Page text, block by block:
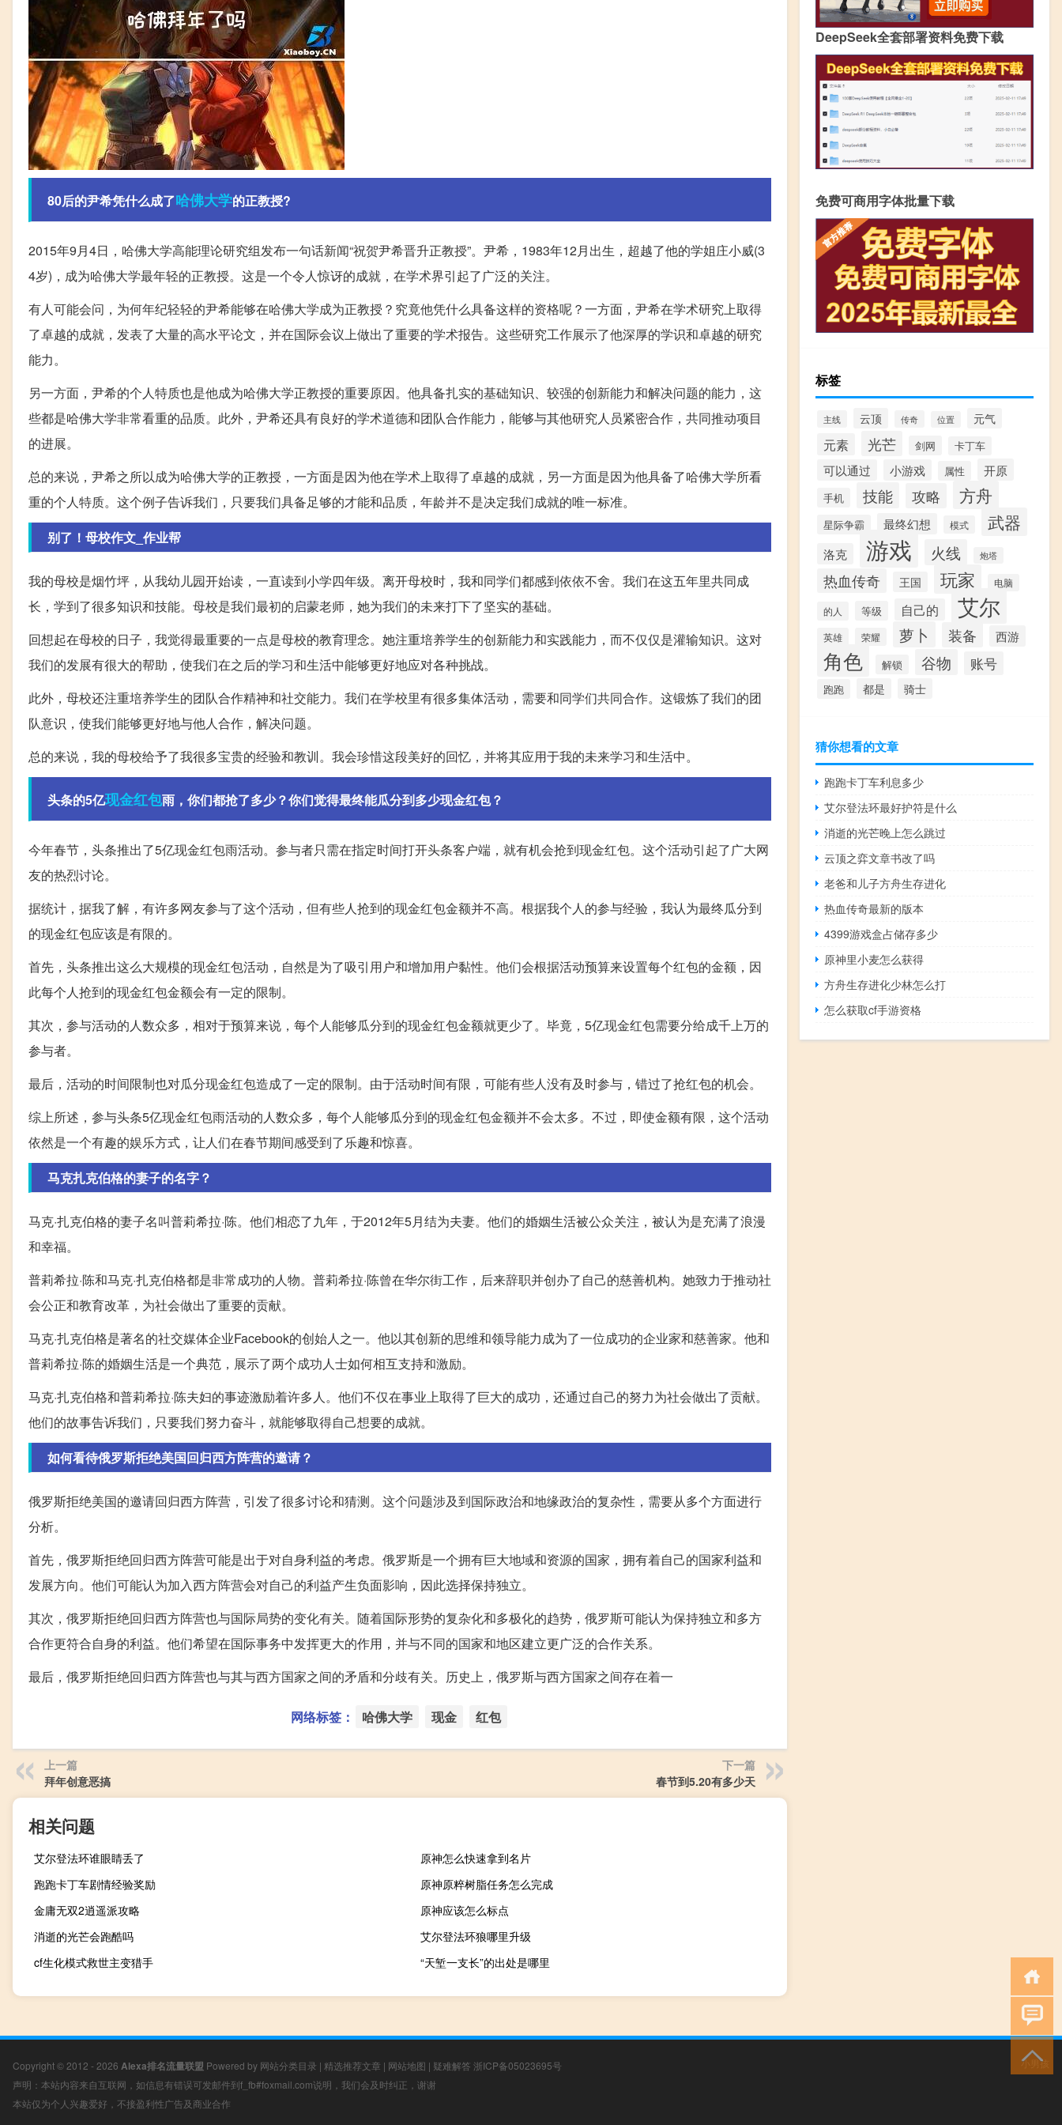
80后的尹希凭什么成了哈佛大学的正教授?
2015年9月4日，哈佛大学高能理论研究组发布一句话新闻“祝贺尹希晋升正教授”。尹希，1983年12月出生，超越了他的学姐庄小威(3
4岁)，成为哈佛大学最年轻的正教授。这是一个令人惊讶的成就，在学术界引起了广泛的关注。
有人可能会问，为何年纪轻轻的尹希能够在哈佛大学成为正教授？究竟他凭什么具备这样的资格呢？一方面，尹希在学术研究上取得
了卓越的成就，发表了大量的高水平论文，并在国际会议上做出了重要的学术报告。这些研究工作展示了他深厚的学识和卓越的研究
能力。
另一方面，尹希的个人特质也是他成为哈佛大学正教授的重要原因。他具备扎实的基础知识、较强的创新能力和解决问题的能力，这
些都是哈佛大学非常看重的品质。此外，尹希还具有良好的学术道德和团队合作能力，能够与其他研究人员紧密合作，共同推动项目
的进展。
总的来说，尹希之所以成为哈佛大学的正教授，一方面是因为他在学术上取得了卓越的成就，另一方面是因为他具备了哈佛大学所看
重的个人特质。这个例子告诉我们，只要我们具备足够的才能和品质，年龄并不是决定我们成就的唯一标准。
别了！母校作文_作业帮
我的母校是烟竹坪，从我幼儿园开始读，一直读到小学四年级。离开母校时，我和同学们都感到依依不舍。我们在这五年里共同成
长，学到了很多知识和技能。母校是我们最初的启蒙老师，她为我们的未来打下了坚实的基础。
回想起在母校的日子，我觉得最重要的一点是母校的教育理念。她注重培养学生的创新能力和实践能力，而不仅仅是灌输知识。这对
我们的发展有很大的帮助，使我们在之后的学习和生活中能够更好地应对各种挑战。
此外，母校还注重培养学生的团队合作精神和社交能力。我们在学校里有很多集体活动，需要和同学们共同合作。这锻炼了我们的团
队意识，使我们能够更好地与他人合作，解决问题。
总的来说，我的母校给予了我很多宝贵的经验和教训。我会珍惜这段美好的回忆，并将其应用于我的未来学习和生活中。
头条的5亿现金红包雨，你们都抢了多少？你们觉得最终能瓜分到多少现金红包？
今年春节，头条推出了5亿现金红包雨活动。参与者只需在指定时间打开头条客户端，就有机会抢到现金红包。这个活动引起了广大网
友的热烈讨论。
据统计，据我了解，有许多网友参与了这个活动，但有些人抢到的现金红包金额并不高。根据我个人的参与经验，我认为最终瓜分到
的现金红包应该是有限的。
首先，头条推出这么大规模的现金红包活动，自然是为了吸引用户和增加用户黏性。他们会根据活动预算来设置每个红包的金额，因
此每个人抢到的现金红包金额会有一定的限制。
其次，参与活动的人数众多，相对于预算来说，每个人能够瓜分到的现金红包金额就更少了。毕竟，5亿现金红包需要分给成千上万的
参与者。
最后，活动的时间限制也对瓜分现金红包造成了一定的限制。由于活动时间有限，可能有些人没有及时参与，错过了抢红包的机会。
综上所述，参与头条5亿现金红包雨活动的人数众多，每个人能够瓜分到的现金红包金额并不会太多。不过，即使金额有限，这个活动
依然是一个有趣的娱乐方式，让人们在春节期间感受到了乐趣和惊喜。
马克扎克伯格的妻子的名字？
马克·扎克伯格的妻子名叫普莉希拉·陈。他们相恋了九年，于2012年5月结为夫妻。他们的婚姻生活被公众关注，被认为是充满了浪漫
和幸福。
普莉希拉·陈和马克·扎克伯格都是非常成功的人物。普莉希拉·陈曾在华尔街工作，后来辞职并创办了自己的慈善机构。她致力于推动社
会公正和教育改革，为社会做出了重要的贡献。
马克·扎克伯格是著名的社交媒体企业Facebook的创始人之一。他以其创新的思维和领导能力成为了一位成功的企业家和慈善家。他和
普莉希拉·陈的婚姻生活是一个典范，展示了两个成功人士如何相互支持和激励。
马克·扎克伯格和普莉希拉·陈夫妇的事迹激励着许多人。他们不仅在事业上取得了巨大的成功，还通过自己的努力为社会做出了贡献。
他们的故事告诉我们，只要我们努力奋斗，就能够取得自己想要的成就。
如何看待俄罗斯拒绝美国回归西方阵营的邀请？
俄罗斯拒绝美国的邀请回归西方阵营，引发了很多讨论和猜测。这个问题涉及到国际政治和地缘政治的复杂性，需要从多个方面进行
分析。
首先，俄罗斯拒绝回归西方阵营可能是出于对自身利益的考虑。俄罗斯是一个拥有巨大地域和资源的国家，拥有着自己的国家利益和
发展方向。他们可能认为加入西方阵营会对自己的利益产生负面影响，因此选择保持独立。
其次，俄罗斯拒绝回归西方阵营也与国际局势的变化有关。随着国际形势的复杂化和多极化的趋势，俄罗斯可能认为保持独立和多方
合作更符合自身的利益。他们希望在国际事务中发挥更大的作用，并与不同的国家和地区建立更广泛的合作关系。
最后，俄罗斯拒绝回归西方阵营也与其与西方国家之间的矛盾和分歧有关。历史上，俄罗斯与西方国家之间存在着一
网络标签： 哈佛大学 现金 红包
上一篇
拜年创意恶搞
下一篇
春节到5.20有多少天
相关问题
艾尔登法环谁眼睛丢了
原神怎么快速拿到名片
跑跑卡丁车剧情经验奖励
原神原粹树脂任务怎么完成
金庸无双2逍遥派攻略
原神应该怎么标点
消逝的光芒会跑酷吗
艾尔登法环狼哪里升级
cf生化模式救世主变猎手
“天堑一支长”的出处是哪里
DeepSeek全套部署资料免费下载
免费可商用字体批量下载
标签
主线 云顶 传奇 位置 元气
元素 光芒 剑网 卡丁车
可以通过 小游戏 属性 开原
手机 技能 攻略 方舟
星际争霸 最终幻想 模式 武器
洛克 游戏 火线 炮塔
热血传奇 王国 玩家 电脑
的人 等级 自己的 艾尔
英雄 荣耀 萝卜 装备 西游
角色 解锁 谷物 账号
跑跑 都是 骑士
猜你想看的文章
跑跑卡丁车利息多少
艾尔登法环最好护符是什么
消逝的光芒晚上怎么跳过
云顶之弈文章书改了吗
老爸和儿子方舟生存进化
热血传奇最新的版本
4399游戏盒占储存多少
原神里小麦怎么获得
方舟生存进化少林怎么打
怎么获取cf手游资格
Copyright © 2012 - 2026 Alexa排名流量联盟 Powered by 网站分类目录 | 精选推荐文章 | 网站地图 | 疑难解答 浙ICP备05023695号
声明：本站内容来自互联网，如信息有错误可发邮件到f_fb#foxmail.com说明，我们会及时纠正，谢谢
本站仅为个人兴趣爱好，不接盈利性广告及商业合作
小男孩